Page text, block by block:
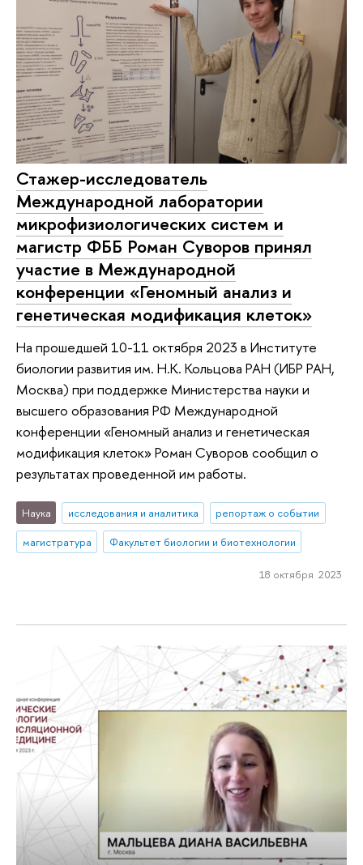
Стажер-исследователь
Международной лаборатории
микрофизиологических систем и
магистр ФББ Роман Суворов принял
участие в Международной
конференции «Геномный анализ и
генетическая модификация клеток»
На прошедшей 10-11 октября 2023 в Институте
биологии развития им. Н.К. Кольцова РАН (ИБР РАН,
Москва) при поддержке Министерства науки и
высшего образования РФ Международной
конференции «Геномный анализ и генетическая
модификация клеток» Роман Суворов сообщил о
результатах проведенной им работы.
Наука исследования и аналитика
репортаж о событии
магистратура
Факультет биологии и биотехнологии
18 октября 2023